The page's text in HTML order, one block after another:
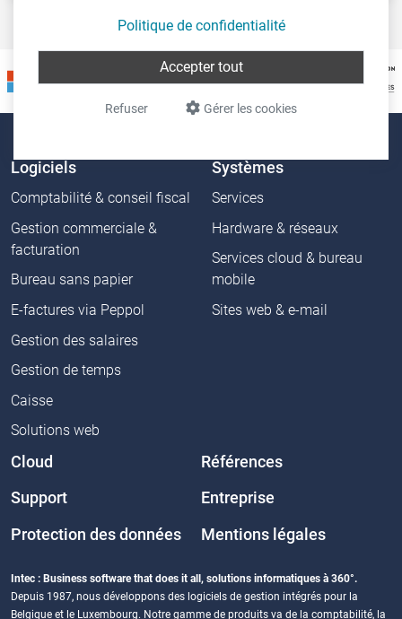
Politique de confidentialité
Gérer les cookies
Refuser
Accepter tout
Logiciels
Comptabilité & conseil fiscal
Gestion commerciale &
facturation
Bureau sans papier
E-factures via Peppol
Gestion des salaires
Gestion de temps
Caisse
Solutions web
Systèmes
Services
Hardware & réseaux
Services cloud & bureau
mobile
Sites web & e-mail
Cloud Références
Support Entreprise
Protection des données Mentions légales
Intec : Business software that does it all, solutions informatiques à 360°.
Depuis 1987, nous développons des logiciels de gestion intégrés pour la
Belgique et le Luxembourg. Notre gamme de produits va de la comptabilité, la